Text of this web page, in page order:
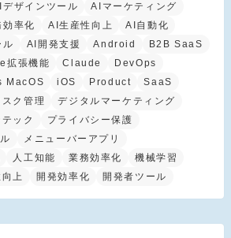
デザインツール
AIマーケティング
率化 AI生産性向上
AI自動化
ル AI開発支援 Android
B2B SaaS
拡張機能 Claude
DevOps
MacOS iOS Product
SaaS
スク管理
デジタルマーケティング
ック
プライバシー保護
メニューバーアプリ
人工知能 業務効率化
機械学習
上 開発効率化 開発者ツール